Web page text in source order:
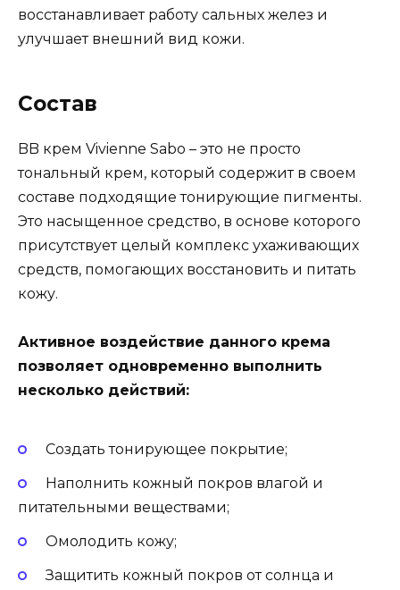
восстанавливает работу сальных желез и
улучшает внешний вид кожи.
Состав
BB крем Vivienne Sabo – это не просто
тональный крем, который содержит в своем
составе подходящие тонирующие пигменты.
Это насыщенное средство, в основе которого
присутствует целый комплекс ухаживающих
средств, помогающих восстановить и питать
кожу.
Активное воздействие данного крема
позволяет одновременно выполнить
несколько действий:
Создать тонирующее покрытие;
Наполнить кожный покров влагой и
питательными веществами;
Омолодить кожу;
Защитить кожный покров от солнца и